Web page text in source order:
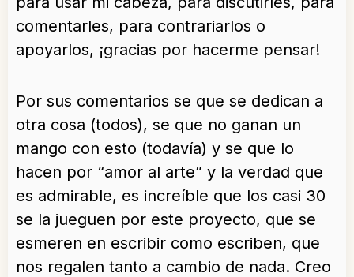
comentarles, para contrariarlos o
apoyarlos, ¡gracias por hacerme pensar!
Por sus comentarios se que se dedican a
otra cosa (todos), se que no ganan un
mango con esto (todavía) y se que lo
hacen por “amor al arte” y la verdad que
es admirable, es increíble que los casi 30
se la jueguen por este proyecto, que se
esmeren en escribir como escriben, que
nos regalen tanto a cambio de nada. Creo